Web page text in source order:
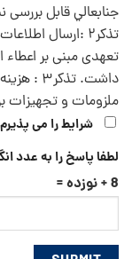
جنابعالي قابل
تذكر۲ :ارسال
تعهدی مبنی بر اعطاء
داشت.
تذكر۳
ملزومات و
شرایط را می پذیرم
لطفا پاسخ را به عدد
8 + نوزده =